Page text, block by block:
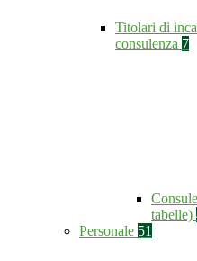
Titolari di
consulenza 7
tabelle)
Personale 51